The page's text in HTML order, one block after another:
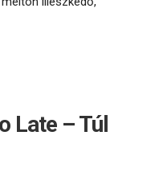
Late – Túl